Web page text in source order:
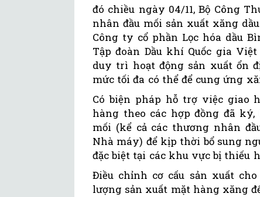
đó chiều ngày 04/11, Bộ Công
nhân đầu mối sản xuất xăng
Công ty cổ phần Lọc hóa dầu
Tập đoàn Dầu khí Quốc gia
duy trì hoạt động sản xuất ổn
mức tối đa có thể để cung ứng
Có biện pháp hỗ trợ việc giao
hàng theo các hợp đồng đã
mối (kể cả các thương nhân
Nhà máy) để kịp thời bổ sung
đặc biệt tại các khu vực bị thiếu
Điều chỉnh cơ cấu sản xuất
lượng sản xuất mặt hàng xăng